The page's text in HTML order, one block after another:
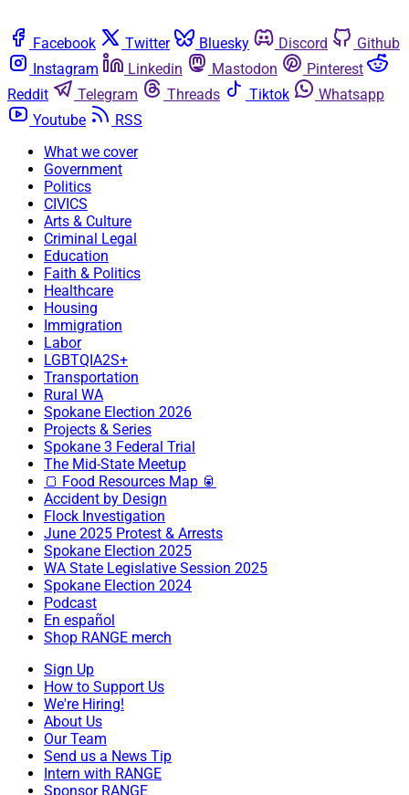
Facebook Twitter Bluesky Discord
Github
Instagram
Linkedin Mastodon
Pinterest
Reddit
Telegram Threads Tiktok
Whatsapp
Youtube
RSS
What we cover
Government
Politics
CIVICS
Arts & Culture
Criminal Legal
Education
Faith & Politics
Healthcare
Housing
Immigration
Labor
LGBTQIA2S+
Transportation
Rural WA
Spokane Election 2026
Projects & Series
Spokane 3 Federal Trial
The Mid-State Meetup
🍞 Food Resources Map 🥫
Accident by Design
Flock Investigation
June 2025 Protest & Arrests
Spokane Election 2025
WA State Legislative Session 2025
Spokane Election 2024
Podcast
En español
Shop RANGE merch
Sign Up
How to Support Us
We're Hiring!
About Us
Our Team
Send us a News Tip
Intern with RANGE
Sponsor RANGE